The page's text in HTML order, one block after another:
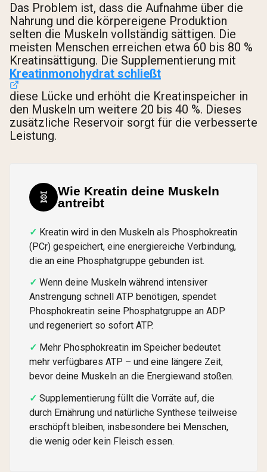
Das Problem ist, dass die Aufnahme über die
Nahrung und die körpereigene Produktion
selten die Muskeln vollständig sättigen. Die
meisten Menschen erreichen etwa 60 bis 80 %
Kreatinsättigung. Die Supplementierung mit
Kreatinmonohydrat schließt
diese Lücke und erhöht die Kreatinspeicher in
den Muskeln um weitere 20 bis 40 %. Dieses
zusätzliche Reservoir sorgt für die verbesserte
Leistung.
🧬
Wie Kreatin deine Muskeln
antreibt
Kreatin wird in den Muskeln als Phosphokreatin
(PCr) gespeichert, eine energiereiche Verbindung,
die an eine Phosphatgruppe gebunden ist.
Wenn deine Muskeln während intensiver
Anstrengung schnell ATP benötigen, spendet
Phosphokreatin seine Phosphatgruppe an ADP
und regeneriert so sofort ATP.
Mehr Phosphokreatin im Speicher bedeutet
mehr verfügbares ATP – und eine längere Zeit,
bevor deine Muskeln an die Energiewand stoßen.
Supplementierung füllt die Vorräte auf, die
durch Ernährung und natürliche Synthese teilweise
erschöpft bleiben, insbesondere bei Menschen,
die wenig oder kein Fleisch essen.